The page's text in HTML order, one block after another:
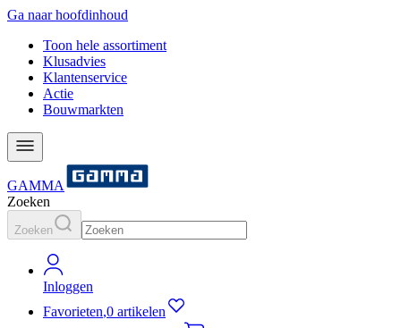
Ga naar hoofdinhoud
Toon hele assortiment
Klusadvies
Klantenservice
Actie
Bouwmarkten
GAMMA
Zoeken
Zoeken
Inloggen
Favorieten,0 artikelen